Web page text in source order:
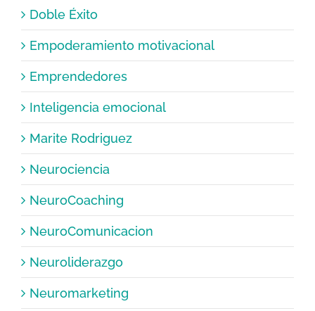
Doble Éxito
Empoderamiento motivacional
Emprendedores
Inteligencia emocional
Marite Rodriguez
Neurociencia
NeuroCoaching
NeuroComunicacion
Neuroliderazgo
Neuromarketing